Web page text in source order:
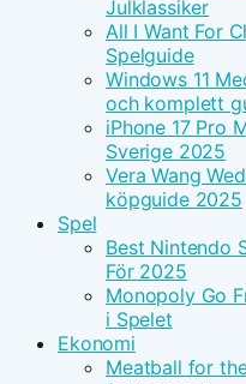
Julklassiker
All I Want For
Spelguide
Windows 11
och komplett
iPhone 17 Pro
Sverige 2025
Vera Wang
köpguide 2025
Spel
Best Nintendo
För 2025
Monopoly Go
i Spelet
Ekonomi
Meatball for